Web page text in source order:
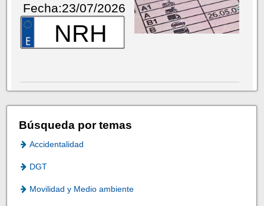
Fecha:23/07/2026
NRH
Búsqueda por temas
Accidentalidad
DGT
Movilidad y Medio ambiente